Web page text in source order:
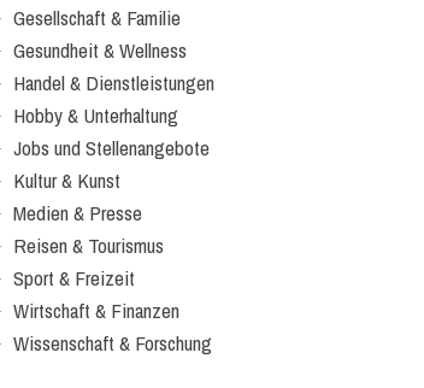
Gesellschaft & Familie
Gesundheit & Wellness
Handel & Dienstleistungen
Hobby & Unterhaltung
Jobs und Stellenangebote
Kultur & Kunst
Medien & Presse
Reisen & Tourismus
Sport & Freizeit
Wirtschaft & Finanzen
Wissenschaft & Forschung